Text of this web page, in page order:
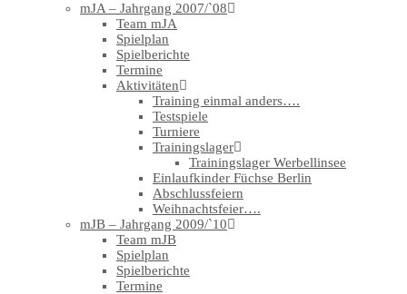
mJA – Jahrgang 2007/`08
Team mJA
Spielplan
Spielberichte
Termine
Aktivitäten
Training einmal anders….
Testspiele
Turniere
Trainingslager
Trainingslager Werbellinsee
Einlaufkinder Füchse Berlin
Abschlussfeiern
Weihnachtsfeier….
mJB – Jahrgang 2009/`10
Team mJB
Spielplan
Spielberichte
Termine